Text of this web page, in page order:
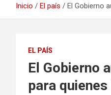
Inicio El país El Gobierno
EL PAÍS
El Gobierno
para